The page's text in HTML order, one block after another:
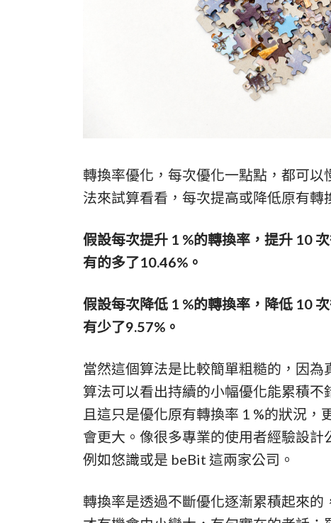
轉換率優化，每次優化一點點，都可
法來試算看看，每次提高或降低原有轉
假設每次提升 1 %的轉換率，提升 10
有的多了10.46%。
假設每次降低 1 %的轉換率，降低 10
有少了9.57%。
當然這個算法是比較簡單粗糙的，因
算法可以看出持續的小幅優化能累積
且這只是優化原有轉換率 1 %的狀況
會更大。像很多專業的使用者經驗設計
例如悠識或是 beBit 這兩家公司。
轉換率是透過不斷優化逐漸累積起來的